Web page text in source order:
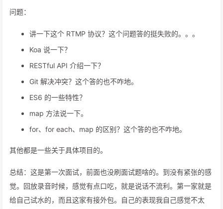
问题：
讲一下这个 RTMP 协议？这个问题答的挺失败的。。。
Koa 说一下？
RESTful API 介绍一下？
Git 解决冲突？这个答的也不咋地。
ES6 的一些特性？
map 方法说一下。
for、for each、map 的区别？这个答的也不咋地。
其他都是一些关于具体项目的。
总结：这是第一次面试，前面也没刷面试题啥的。到没有紧张的感
觉。回放录音时候，感觉有点口吃，就是说话不流利。第一家就是
给自己试水的，而且这家有接外包。自己的表现我自己感觉不太